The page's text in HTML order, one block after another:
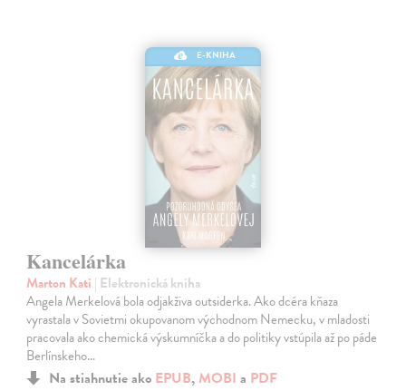
E-KNIHA
Kancelárka
Marton Kati | Elektronická kniha
Angela Merkelová bola odjakživa outsiderka. Ako dcéra kňaza
vyrastala v Sovietmi okupovanom východnom Nemecku, v mladosti
pracovala ako chemická výskumníčka a do politiky vstúpila až po páde
Berlínskeho…
Na stiahnutie ako EPUB, MOBI a PDF